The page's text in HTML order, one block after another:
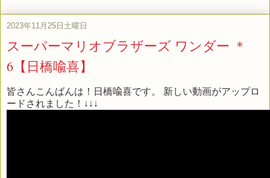
2023年11月25日土曜日
スーパーマリオブラザーズ ワンダー ＊
6【日橋喩喜】
皆さんこんばんは！日橋喩喜です。 新しい動画がアップロ
ードされました！↓↓↓